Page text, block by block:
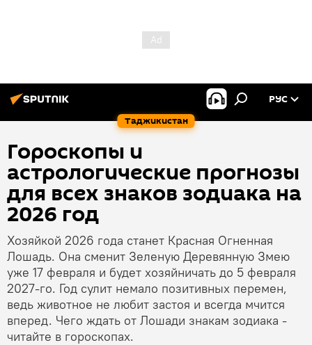
Таджикистан
РУС
Гороскопы и
астрологические прогнозы
для всех знаков зодиака на
2026 год
Хозяйкой 2026 года станет Красная Огненная
Лошадь. Она сменит Зеленую Деревянную Змею
уже 17 февраля и будет хозяйничать до 5 февраля
2027-го. Год сулит немало позитивных перемен,
ведь животное не любит застоя и всегда мчится
вперед. Чего ждать от Лошади знакам зодиака -
читайте в гороскопах.